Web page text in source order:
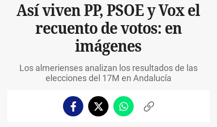
Así viven PP, PSOE y Vox el
recuento de votos: en
imágenes
Los almerienses analizan los resultados de las
elecciones del 17M en Andalucía
FacebookTwitterWhatsappCopiar